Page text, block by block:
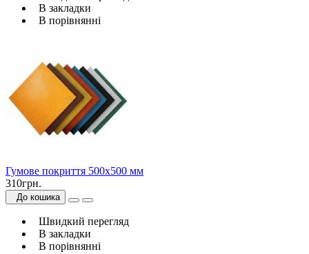
В закладки
В порівнянні
Гумове покриття 500х500 мм
310грн.
До кошика
Швидкий перегляд
В закладки
В порівнянні